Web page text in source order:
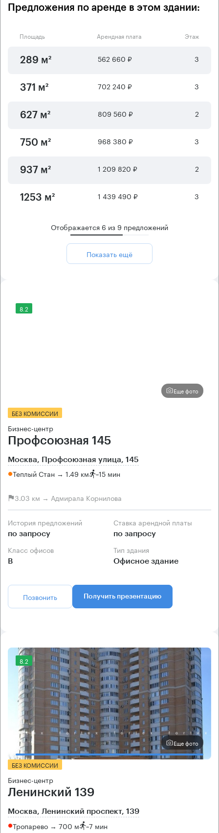
Предложения по аренде в этом здании:
Площадь Арендная плата Этаж
289 м² 562 660 ₽ 3
371 м² 702 240 ₽ 3
627 м² 809 560 ₽ 2
750 м² 968 380 ₽ 3
937 м² 1 209 820 ₽ 2
1253 м² 1 439 490 ₽ 3
Отображается 6 из 9 предложений
Показать ещё
8.2
Еще фото
БЕЗ КОМИССИИ
Бизнес-центр
Профсоюзная 145
Москва, Профсоюзная улица, 145
Теплый Стан → 1.49 км ~15 мин
3.03 км → Адмирала Корнилова
История предложений
по запросу
Ставка арендной платы
по запросу
Класс офисов
B
Тип здания
Офисное здание
Позвонить Получить презентацию
8.2
Еще фото
БЕЗ КОМИССИИ
Бизнес-центр
Ленинский 139
Москва, Ленинский проспект, 139
Тропарево → 700 м ~7 мин